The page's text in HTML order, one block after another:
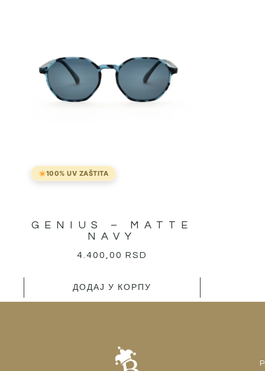
100% UV ZAŠTITA
GENIUS – MATTE
NAVY
4.400,00RSD
ДОДАЈ У КОРПУ